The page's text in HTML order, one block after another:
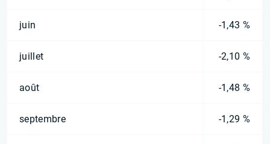
juin -1,43 %
juillet -2,10 %
août -1,48 %
septembre -1,29 %